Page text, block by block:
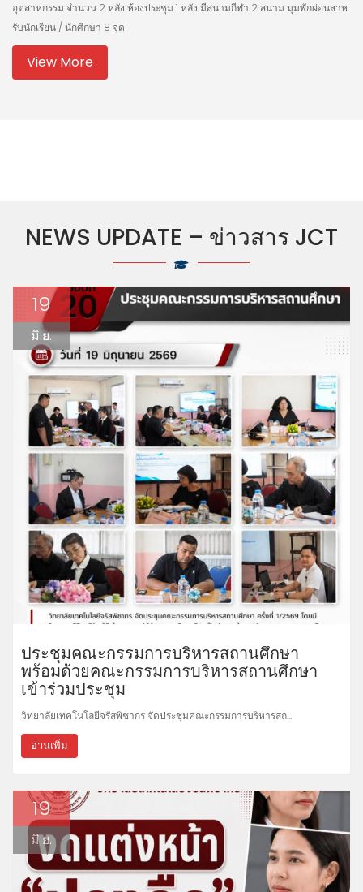
อุตสาหกรรม จำนวน 2 หลัง ห้องประชุม 1 หลัง มีสนามกีฬา 2 สนาม มุมพักผ่อนสาห
รับนักเรียน / นักศึกษา 8 จุด
View More
NEWS UPDATE – ข่าวสาร JCT
19
มิ.ย.
ประชุมคณะกรรมการบริหารสถานศึกษา
พร้อมด้วยคณะกรรมการบริหารสถานศึกษา
เข้าร่วมประชุม
วิทยาลัยเทคโนโลยีจรัสพิชากร จัดประชุมคณะกรรมการบริหารสถ…
อ่านเพิ่ม
19
มิ.ย.